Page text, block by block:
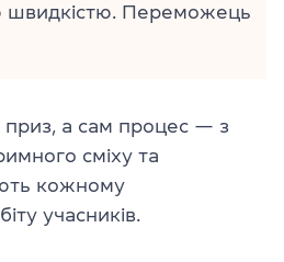
швидкістю. Переможець
приз, а сам процес — з
сміху та
кожному
учасників.